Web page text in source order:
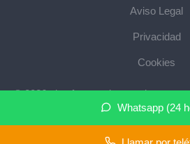
Whatsapp (24
Aviso Legal
Privacidad
Cookies
© 2026
salvaescaleras en su